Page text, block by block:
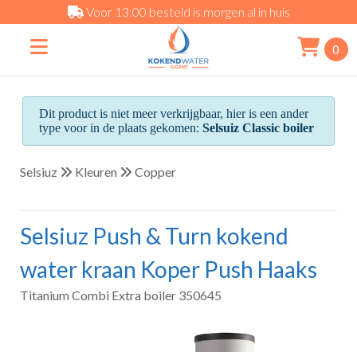
Voor 13:00 besteld is morgen al in huis
0
Dit product is niet meer verkrijgbaar, hier is een ander
type voor in de plaats gekomen:Selsuiz Classic boiler
Selsiuz Kleuren Copper
Selsiuz Push & Turn kokend
water kraan Koper Push Haaks
Titanium Combi Extra boiler 350645